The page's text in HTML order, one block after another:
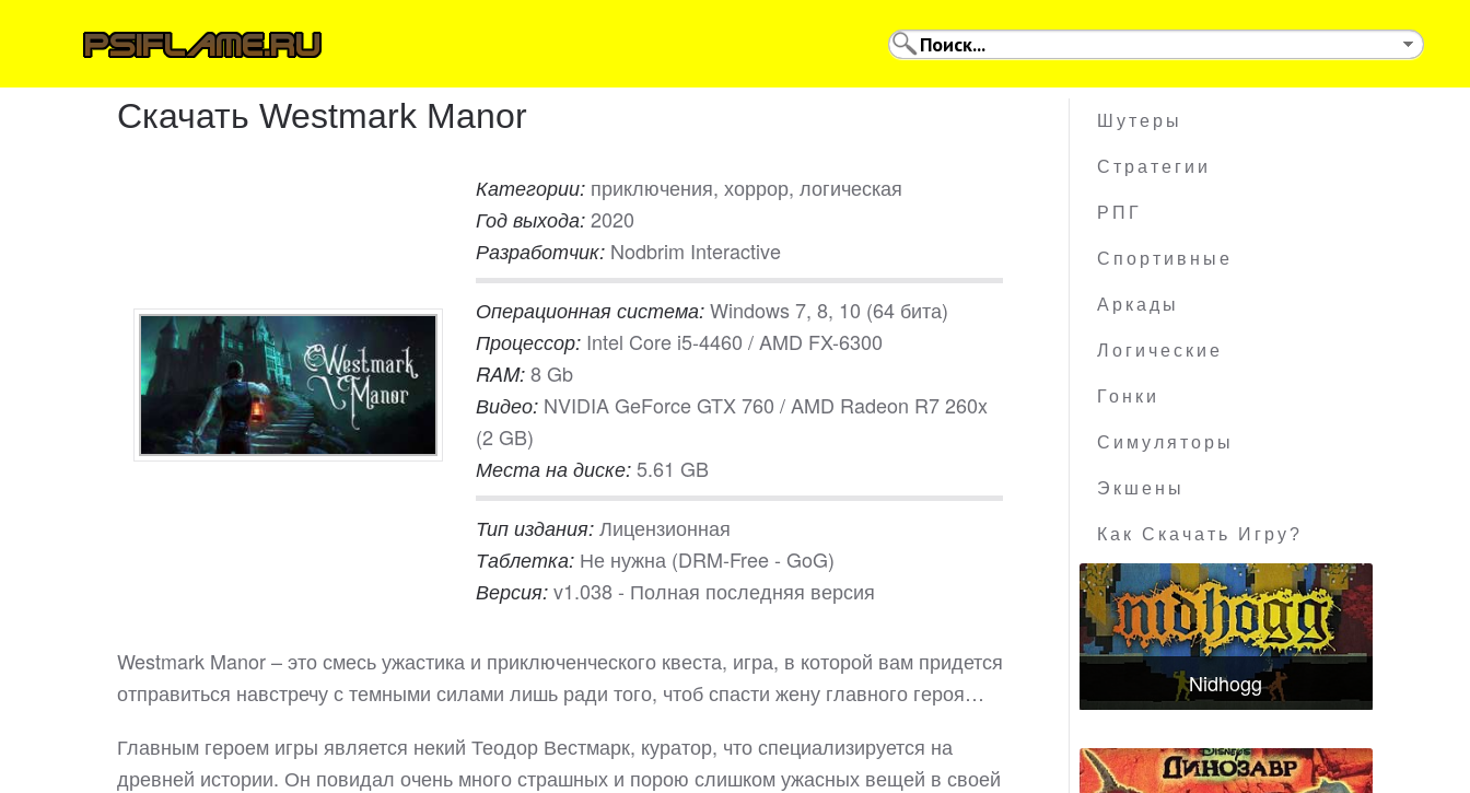
Скачать Westmark Manor
Категории: приключения, хоррор, логическая
Год выхода: 2020
Разработчик: Nodbrim Interactive
Операционная система: Windows 7, 8, 10 (64 бита)
Процессор: Intel Core i5-4460 / AMD FX-6300
RAM: 8 Gb
Видео: NVIDIA GeForce GTX 760 / AMD Radeon R7 260x
(2 GB)
Места на диске: 5.61 GB
Тип издания: Лицензионная
Таблетка: Не нужна (DRM-Free - GoG)
Версия: v1.038 - Полная последняя версия
Westmark Manor – это смесь ужастика и приключенческого квеста, игра, в которой вам придется
отправиться навстречу с темными силами лишь ради того, чтоб спасти жену главного героя…
Главным героем игры является некий Теодор Вестмарк, куратор, что специализируется на
древней истории. Он повидал очень много страшных и порою слишком ужасных вещей в своей
Шутеры
Стратегии
РПГ
Спортивные
Аркады
Логические
Гонки
Симуляторы
Экшены
Как Скачать Игру?
Nidhogg